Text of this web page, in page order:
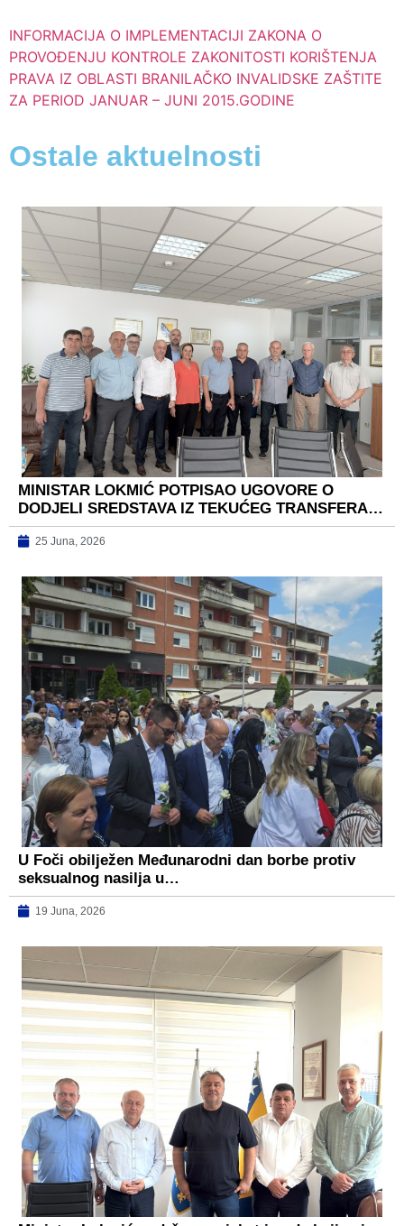
INFORMACIJA O IMPLEMENTACIJI ZAKONA O
PROVOĐENJU KONTROLE ZAKONITOSTI KORIŠTENJA
PRAVA IZ OBLASTI BRANILAČKO INVALIDSKE ZAŠTITE
ZA PERIOD JANUAR – JUNI 2015.GODINE
Ostale aktuelnosti
MINISTAR LOKMIĆ POTPISAO UGOVORE O
DODJELI SREDSTAVA IZ TEKUĆEG TRANSFERA…
25 Juna, 2026
U Foči obilježen Međunarodni dan borbe protiv
seksualnog nasilja u…
19 Juna, 2026